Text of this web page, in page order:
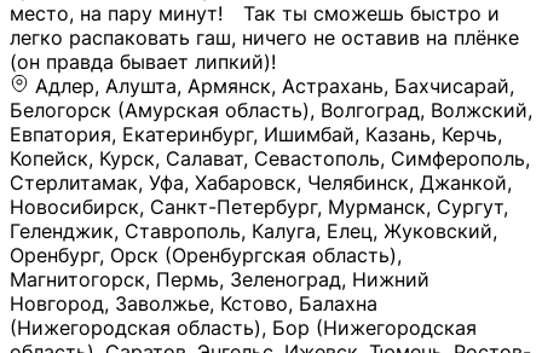
место, на пару минут!⠀ Так ты сможешь быстро и
легко распаковать гаш, ничего не оставив на плёнке
(он правда бывает липкий)!
Адлер, Алушта, Армянск, Астрахань, Бахчисарай,
Белогорск (Амурская область), Волгоград, Волжский,
Евпатория, Екатеринбург, Ишимбай, Казань, Керчь,
Копейск, Курск, Салават, Севастополь, Симферополь,
Стерлитамак, Уфа, Хабаровск, Челябинск, Джанкой,
Новосибирск, Санкт-Петербург, Мурманск, Сургут,
Геленджик, Ставрополь, Калуга, Елец, Жуковский,
Оренбург, Орск (Оренбургская область),
Магнитогорск, Пермь, Зеленоград, Нижний
Новгород, Заволжье, Кстово, Балахна
(Нижегородская область), Бор (Нижегородская